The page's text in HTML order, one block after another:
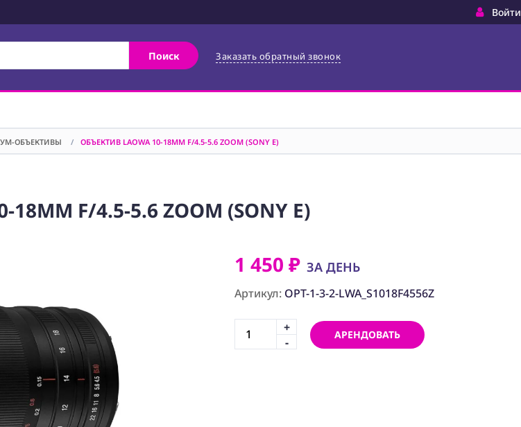
Войти
Поиск Заказать обратный звонок
ЗУМ-ОБЪЕКТИВЫ / ОБЪЕКТИВ LAOWA 10-18MM F/4.5-5.6 ZOOM (SONY E)
F/4.5-5.6 ZOOM (SONY E)
1 450 ₽ ЗА ДЕНЬ
Артикул: OPT-1-3-2-LWA_S1018F4556Z
+
-
АРЕНДОВАТЬ